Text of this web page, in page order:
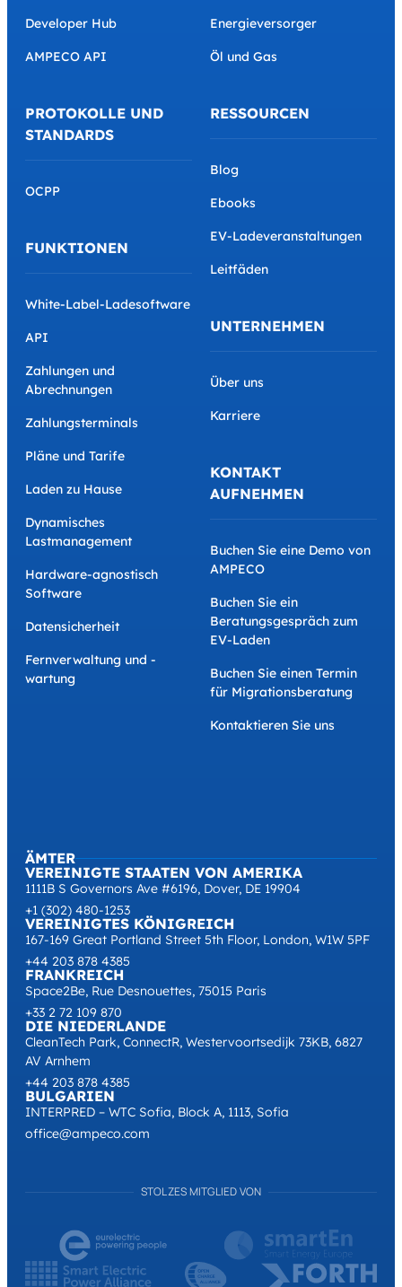
ÄMTER
VEREINIGTE STAATEN VON AMERIKA
1111B S Governors Ave #6196, Dover, DE 19904
+1 (302) 480-1253
VEREINIGTES KÖNIGREICH
167-169 Great Portland Street 5th Floor, London, W1W 5PF
+44 203 878 4385
FRANKREICH
Space2Be, Rue Desnouettes, 75015 Paris
+33 2 72 109 870
DIE NIEDERLANDE
CleanTech Park, ConnectR, Westervoortsedijk 73KB, 6827
AV Arnhem
+44 203 878 4385
BULGARIEN
INTERPRED – WTC Sofia, Block A, 1113, Sofia
office@ampeco.com
Developer Hub
AMPECO API
PROTOKOLLE UND
STANDARDS
OCPP
FUNKTIONEN
White-Label-Ladesoftware
API
Zahlungen und
Abrechnungen
Zahlungsterminals
Pläne und Tarife
Laden zu Hause
Dynamisches
Lastmanagement
Hardware-agnostisch
Software
Datensicherheit
Fernverwaltung und -
wartung
Energieversorger
Öl und Gas
RESSOURCEN
Blog
Ebooks
EV-Ladeveranstaltungen
Leitfäden
UNTERNEHMEN
Über uns
Karriere
KONTAKT
AUFNEHMEN
Buchen Sie eine Demo von
AMPECO
Buchen Sie ein
Beratungsgespräch zum
EV-Laden
Buchen Sie einen Termin
für Migrationsberatung
Kontaktieren Sie uns
STOLZES MITGLIED VON